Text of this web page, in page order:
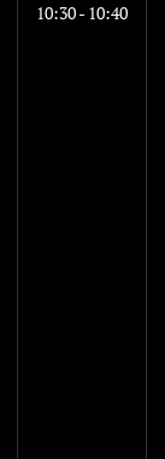
10:30 - 10:40